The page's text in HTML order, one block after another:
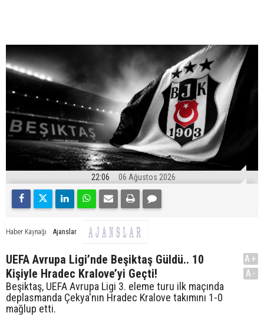
22:06 06 Ağustos 2026
Haber Kaynağı Ajanslar
UEFA Avrupa Ligi’nde Beşiktaş Güldü.. 10
Kişiyle Hradec Kralove’yi Geçti!
Beşiktaş, UEFA Avrupa Ligi 3. eleme turu ilk maçında
deplasmanda Çekya'nın Hradec Kralove takımını 1-0
mağlup etti.
A+
A-